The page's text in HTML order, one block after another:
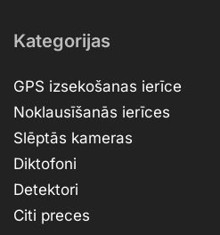
Kategorijas
GPS izsekošanas ierīce
Noklausīšanās ierīces
Slēptās kameras
Diktofoni
Detektori
Citi preces